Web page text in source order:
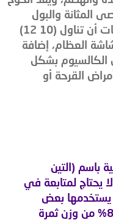
المثانة والبول
الدموي، وقد كشفت إحدى الدراسات أن تناول (10 12)
العظام، إضافة
الكالسيوم بشكل
القرحة أو
باسم (التين
يحتاج لمتابعة في
يستخدمها بعض
المزارعين لحماية بساتينهم، ويعتبر85% من وزن ثمرة